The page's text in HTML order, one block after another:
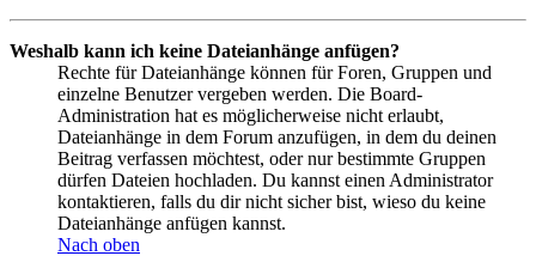
Weshalb kann ich keine Dateianhänge anfügen?
Rechte für Dateianhänge können für Foren, Gruppen und
einzelne Benutzer vergeben werden. Die Board-
Administration hat es möglicherweise nicht erlaubt,
Dateianhänge in dem Forum anzufügen, in dem du deinen
Beitrag verfassen möchtest, oder nur bestimmte Gruppen
dürfen Dateien hochladen. Du kannst einen Administrator
kontaktieren, falls du dir nicht sicher bist, wieso du keine
Dateianhänge anfügen kannst.
Nach oben